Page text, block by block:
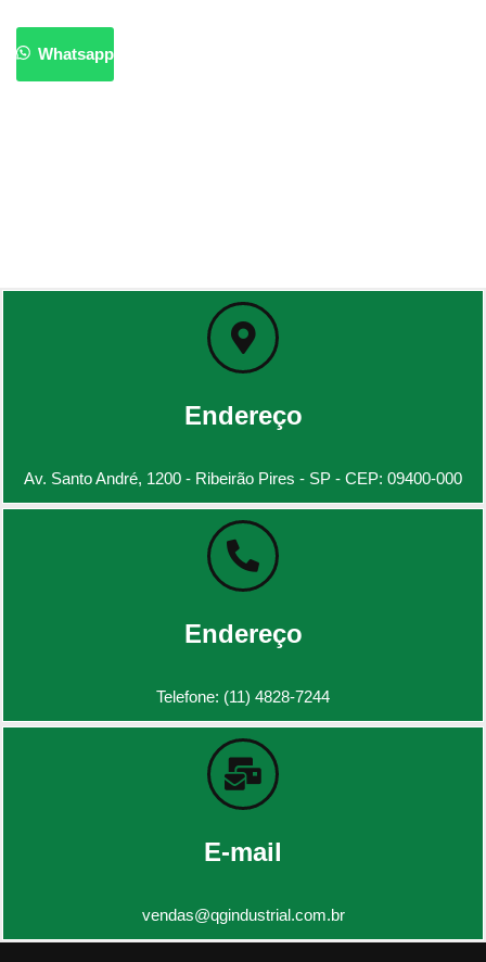
Whatsapp
Endereço
Av. Santo André, 1200 - Ribeirão Pires - SP - CEP: 09400-000
Endereço
Telefone: (11) 4828-7244
E-mail
vendas@qgindustrial.com.br